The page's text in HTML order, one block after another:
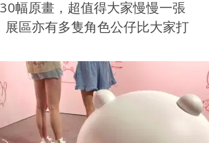
幅原畫，超值得大家慢慢一張
展區亦有多隻角色公仔比大家打